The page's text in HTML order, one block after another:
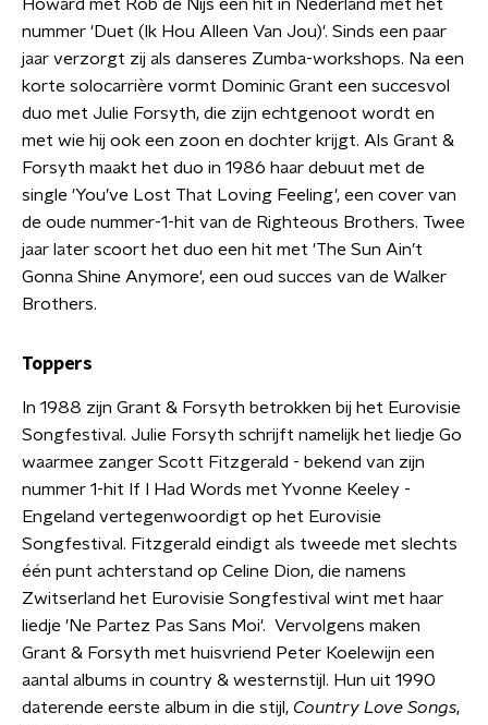
Howard met Rob de Nijs een hit in Nederland met het
nummer 'Duet (Ik Hou Alleen Van Jou)'. Sinds een paar
jaar verzorgt zij als danseres Zumba-workshops. Na een
korte solocarrière vormt Dominic Grant een succesvol
duo met Julie Forsyth, die zijn echtgenoot wordt en
met wie hij ook een zoon en dochter krijgt. Als Grant &
Forsyth maakt het duo in 1986 haar debuut met de
single 'You’ve Lost That Loving Feeling', een cover van
de oude nummer-1-hit van de Righteous Brothers. Twee
jaar later scoort het duo een hit met 'The Sun Ain’t
Gonna Shine Anymore', een oud succes van de Walker
Brothers.
Toppers
In 1988 zijn Grant & Forsyth betrokken bij het Eurovisie
Songfestival. Julie Forsyth schrijft namelijk het liedje Go
waarmee zanger Scott Fitzgerald - bekend van zijn
nummer 1-hit If I Had Words met Yvonne Keeley -
Engeland vertegenwoordigt op het Eurovisie
Songfestival. Fitzgerald eindigt als tweede met slechts
één punt achterstand op Celine Dion, die namens
Zwitserland het Eurovisie Songfestival wint met haar
liedje 'Ne Partez Pas Sans Moi'. Vervolgens maken
Grant & Forsyth met huisvriend Peter Koelewijn een
aantal albums in country & westernstijl. Hun uit 1990
daterende eerste album in die stijl, Country Love Songs,